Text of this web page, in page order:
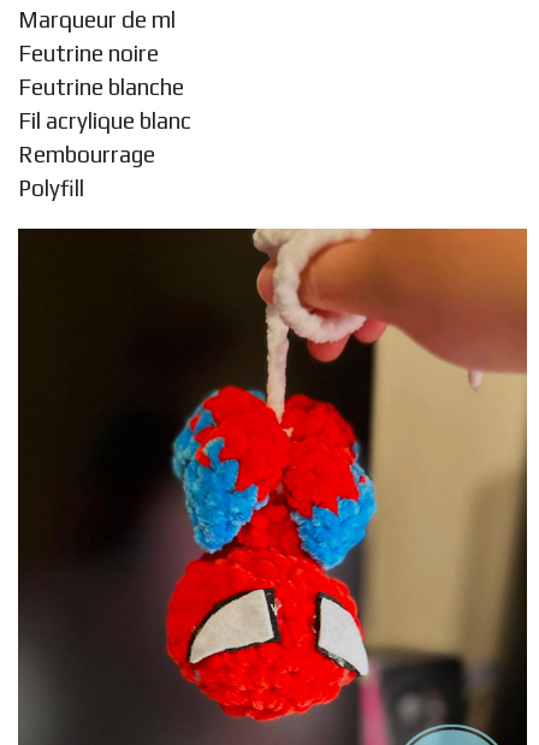
Marqueur de ml
Feutrine noire
Feutrine blanche
Fil acrylique blanc
Rembourrage
Polyfill